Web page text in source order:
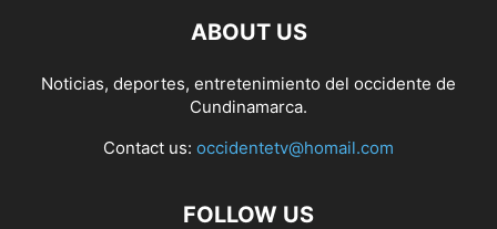
ABOUT US
Noticias, deportes, entretenimiento del occidente de
Cundinamarca.
Contact us: occidentetv@homail.com
FOLLOW US